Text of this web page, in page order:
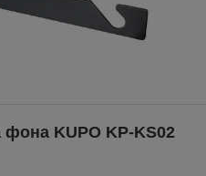
KUPO KP-KS02